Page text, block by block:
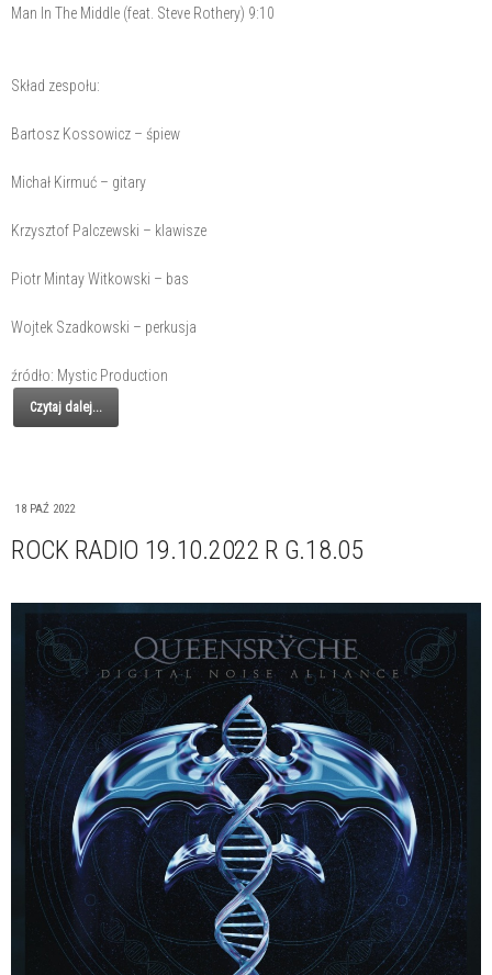
Man In The Middle (feat. Steve Rothery) 9:10
Skład zespołu:
Bartosz Kossowicz – śpiew
Michał Kirmuć – gitary
Krzysztof Palczewski – klawisze
Piotr Mintay Witkowski – bas
Wojtek Szadkowski – perkusja
źródło: Mystic Production
Czytaj dalej...
18 PAŹ 2022
ROCK RADIO 19.10.2022 R G.18.05